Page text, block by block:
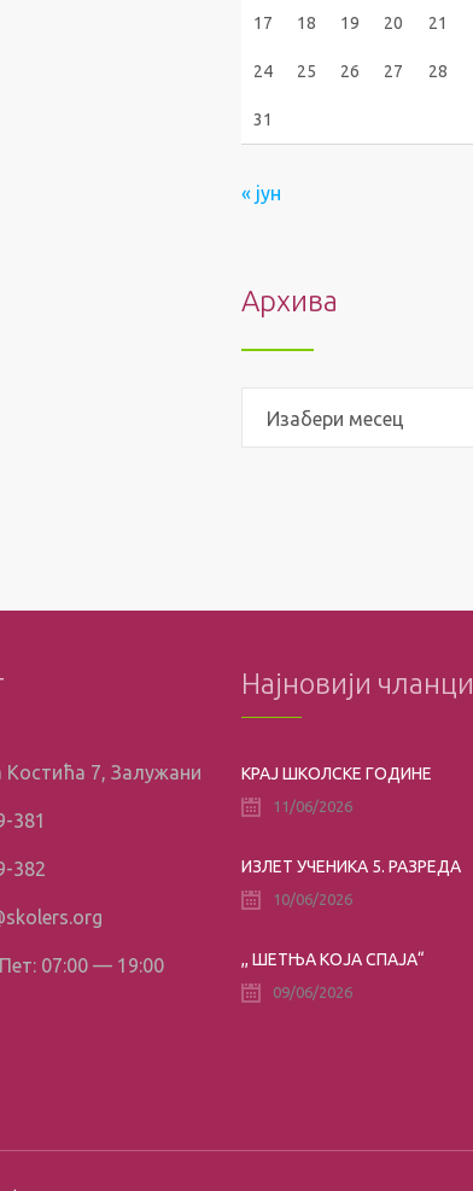
17 18 19 20 21
24 25 26 27 28
31
« јун
Архива
Изабери месец
Костића 7, Залужани
381
382
07:00 — 19:00
Најновији чланци
КРАЈ ШКОЛСКЕ ГОДИНЕ
11/06/2026
ИЗЛЕТ УЧЕНИКА 5. РАЗРЕДА
10/06/2026
,, ШЕТЊА КОЈА СПАЈА“
09/06/2026